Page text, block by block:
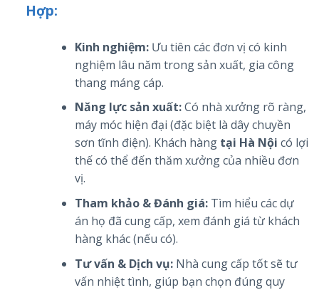
Hợp:
Kinh nghiệm:Ưu tiên các đơn vị có kinh
nghiệm lâu năm trong sản xuất, gia công
thang máng cáp.
Năng lực sản xuất:Có nhà xưởng rõ ràng,
máy móc hiện đại (đặc biệt là dây chuyền
sơn tĩnh điện). Khách hàng tại Hà Nội có lợi
thế có thể đến thăm xưởng của nhiều đơn
vị.
Tham khảo & Đánh giá:Tìm hiểu các dự
án họ đã cung cấp, xem đánh giá từ khách
hàng khác (nếu có).
Tư vấn & Dịch vụ:Nhà cung cấp tốt sẽ tư
vấn nhiệt tình, giúp bạn chọn đúng quy